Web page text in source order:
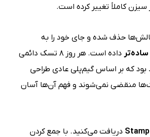
کاملاً تغییر کرده است.
حذف شده و جای خود را به
داده است. هر روز ۸ تسک دائمی
که بر اساس گیم‌پلی عادی طراحی
منقضی نمی‌شوند و فهم آن‌ها آسان
Stamp دریافت می‌کنید. با جمع کردن